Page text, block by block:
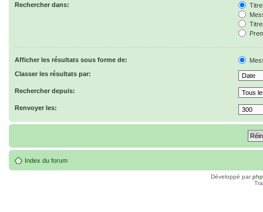
Rechercher dans:
Afficher les résultats sous forme de:
Classer les résultats par:
Rechercher depuis:
Renvoyer les:
Index du forum
Développé par